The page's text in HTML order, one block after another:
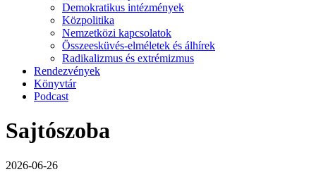
Demokratikus intézmények
Közpolitika
Nemzetközi kapcsolatok
Összeesküvés-elméletek és álhírek
Radikalizmus és extrémizmus
Rendezvények
Könyvtár
Podcast
Sajtószoba
2026-06-26